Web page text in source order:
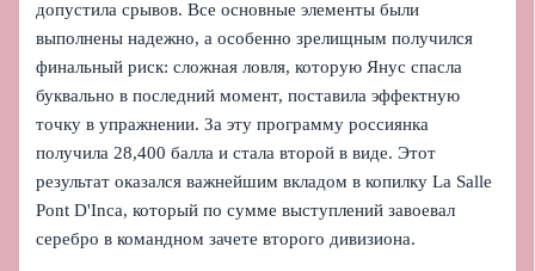
допустила срывов. Все основные элементы были
выполнены надежно, а особенно зрелищным получился
финальный риск: сложная ловля, которую Янус спасла
буквально в последний момент, поставила эффектную
точку в упражнении. За эту программу россиянка
получила 28,400 балла и стала второй в виде. Этот
результат оказался важнейшим вкладом в копилку La Salle
Pont D'Inca, который по сумме выступлений завоевал
серебро в командном зачете второго дивизиона.